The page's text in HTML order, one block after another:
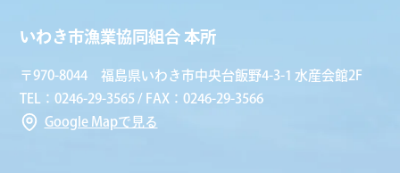
いわき市漁業協同組合 本所
〒970-8044 福島県いわき市中央台飯野4-3-1 水産会館2F
TEL：0246-29-3565 / FAX：0246-29-3566
Google Mapで見る